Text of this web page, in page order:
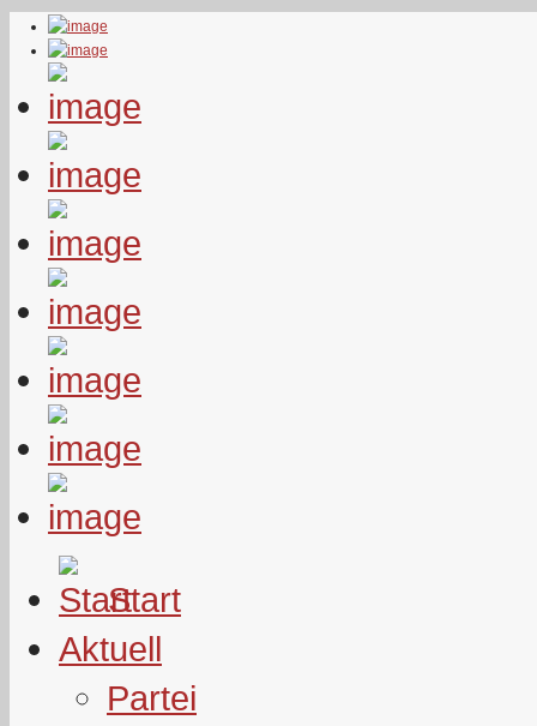
Start
Aktuell
Partei